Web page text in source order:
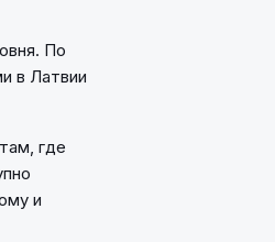
По
в Латвии
где
и